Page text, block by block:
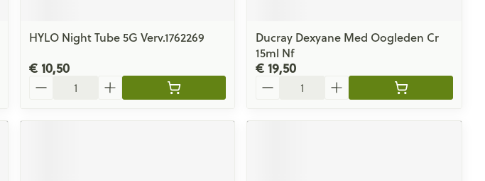
HYLO Night Tube 5G Verv.1762269
€ 10,50
Ducray Dexyane Med Oogleden Cr
15ml Nf
€ 19,50